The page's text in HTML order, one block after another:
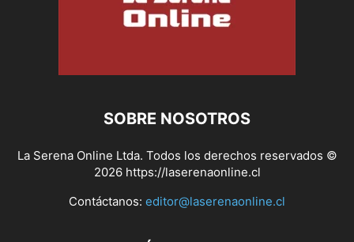
SOBRE NOSOTROS
La Serena Online Ltda. Todos los derechos reservados ©
2026 https://laserenaonline.cl
Contáctanos: editor@laserenaonline.cl